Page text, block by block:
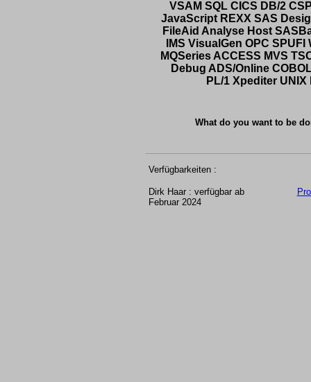
VSAM SQL CICS DB/2
JavaScript REXX SAS
FileAid Analyse Host
IMS VisualGen OPC
MQSeries ACCESS MVS
Debug ADS/Online
PL/1 Xpediter UNIX
What do you want to be
Verfügbarkeiten :
Dirk Haar : verfügbar ab
Februar 2024